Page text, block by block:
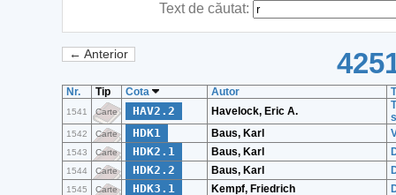
Text de căutat:
← Anterior
Nr. Tip Cota Autor
1541 Carte HAV2.2 Havelock, Eric A.
1542 Carte HDK1 Baus, Karl
1543 Carte HDK2.1 Baus, Karl
1544 Carte HDK2.2 Baus, Karl
1545 Carte HDK3.1 Kempf, Friedrich